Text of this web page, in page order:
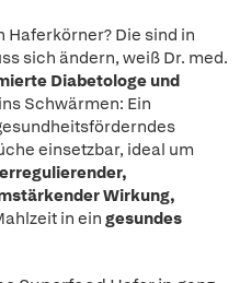
Die sind in
sich ändern, weiß Dr. med.
Diabetologe und
Schwärmen: Ein
einsetzbar, ideal um
Wirkung,
in ein gesundes